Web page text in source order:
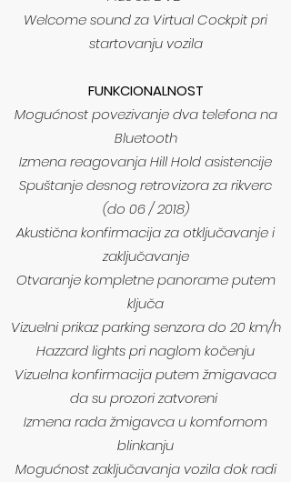
Welcome sound za Virtual Cockpit pri
startovanju vozila
FUNKCIONALNOST​
Mogućnost povezivanje dva telefona na
Bluetooth
Izmena reagovanja Hill Hold asistencije
Spuštanje desnog retrovizora za rikverc
(do 06 / 2018)
Akustična konfirmacija za otključavanje i
zaključavanje
Otvaranje kompletne panorame putem
ključa
Vizuelni prikaz parking senzora do 20 km/h
Hazzard lights pri naglom kočenju
Vizuelna konfirmacija putem žmigavaca
da su prozori zatvoreni
Izmena rada žmigavca u komfornom
blinkanju
Mogućnost zaključavanja vozila dok radi